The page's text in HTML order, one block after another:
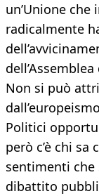
un’Unione
radicalmente
Non si può
Politici
però c’è chi
sentimenti
dibattito